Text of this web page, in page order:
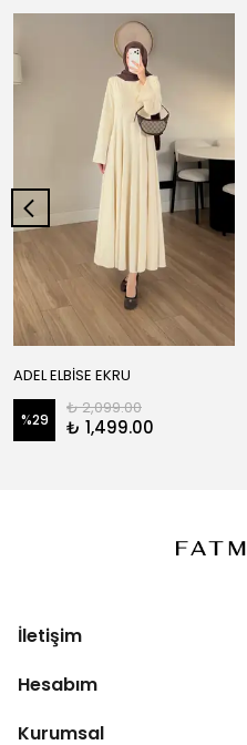
ADEL ELBİSE EKRU
%29
₺ 2,099.00
₺ 1,499.00
İletişim
Hesabım
Kurumsal